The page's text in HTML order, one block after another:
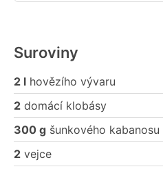
Suroviny
2 l hovězího vývaru
2 domácí klobásy
300 g šunkového kabanosu
2 vejce